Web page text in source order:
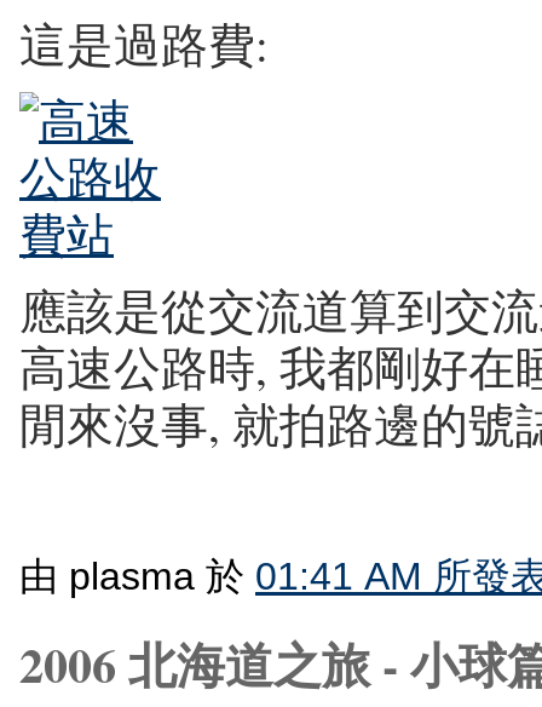
這是過路費:
應該是從交流道算到交
高速公路時, 我都剛好在
閒來沒事, 就拍路邊的號
由 plasma 於 01:41 AM 所發
2006 北海道之旅 - 小球